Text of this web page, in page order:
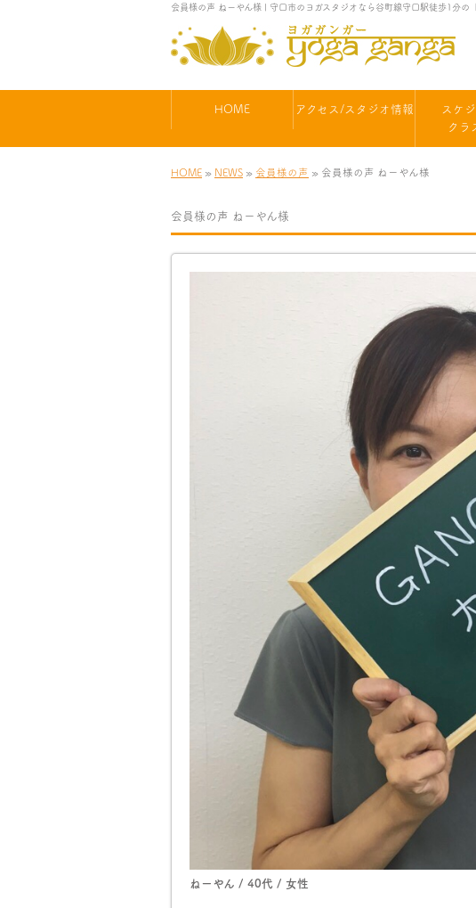
会員様の声 ねーやん様 | 守口市のヨガスタジオなら谷町線守口駅徒歩1分の
HOME アクセス/スタジオ情報
スケ
クラ
HOME » NEWS » 会員様の声 » 会員様の声 ねーやん様
会員様の声 ねーやん様
ねーやん / 40代 / 女性